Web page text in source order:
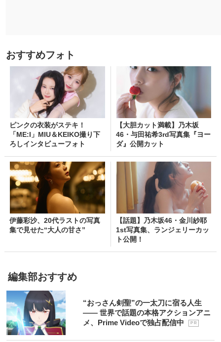
おすすめフォト
ピンクの衣装がステキ！
「ME:I」MIU＆KEIKO撮り下
ろしインタビューフォト
【大胆カット満載】乃木坂
46・与田祐希3rd写真集『ヨー
ダ』公開カット
伊藤彩沙、20代ラストの写真
集で見せた“大人の甘さ”
【話題】乃木坂46・金川紗耶
1st写真集、ランジェリーカッ
ト公開！
編集部おすすめ
“おっさん剣聖”の一太刀に宿る人生
―― 世界で話題の本格アクションアニ
メ、Prime Videoで独占配信中
P R